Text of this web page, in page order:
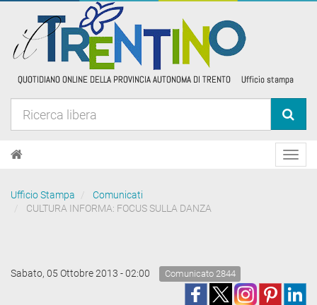
Ufficio Stampa
Comunicati
CULTURA INFORMA: FOCUS SULLA DANZA
Sabato, 05 Ottobre 2013 - 02:00 Comunicato 2844